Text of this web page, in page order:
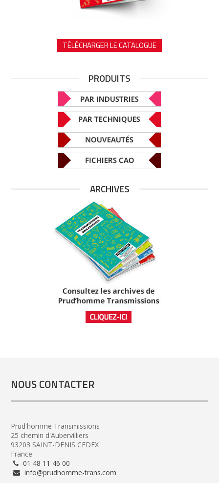
TÉLÉCHARGER LE CATALOGUE
PRODUITS
ARCHIVES
NOUS CONTACTER
Prud'homme Transmissions
25 chemin d'Aubervilliers
93203 SAINT-DENIS CEDEX
France
01 48 11 46 00
info@prudhomme-trans.com